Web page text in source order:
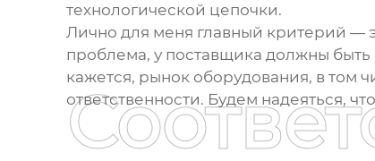
технологической цепочки.
Лично для меня главный критерий —
проблема, у поставщика должны
кажется, рынок оборудования, в том
ответственности. Будем надеяться,